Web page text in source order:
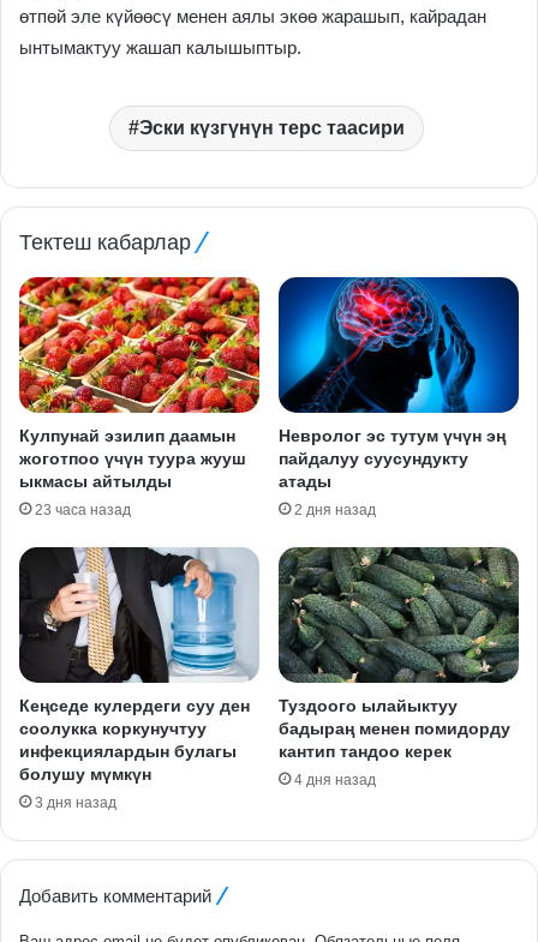
өтпөй эле күйөөсү менен аялы экөө жарашып, кайрадан
ынтымактуу жашап калышыптыр.
Эски күзгүнүн терс таасири
Тектеш кабарлар
Кулпунай эзилип даамын
жоготпоо үчүн туура жууш
ыкмасы айтылды
23 часа назад
Невролог эс тутум үчүн эң
пайдалуу суусундукту
атады
2 дня назад
Кеңседе кулердеги суу ден
соолукка коркунучтуу
инфекциялардын булагы
болушу мүмкүн
3 дня назад
Туздоого ылайыктуу
бадыраң менен помидорду
кантип тандоо керек
4 дня назад
Добавить комментарий